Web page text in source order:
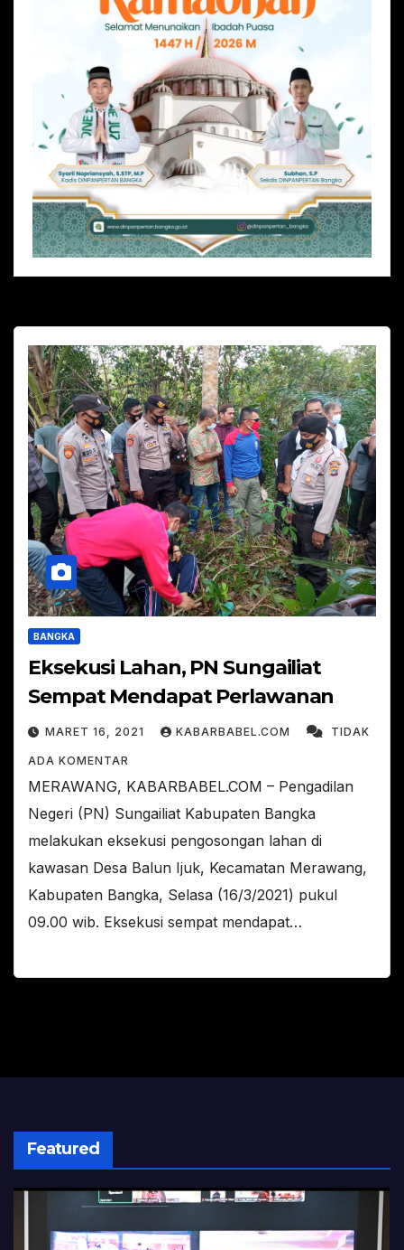
BANGKA
Eksekusi Lahan, PN Sungailiat
Sempat Mendapat Perlawanan
MARET 16, 2021 KABARBABEL.COM TIDAK
ADA KOMENTAR
MERAWANG, KABARBABEL.COM – Pengadilan
Negeri (PN) Sungailiat Kabupaten Bangka
melakukan eksekusi pengosongan lahan di
kawasan Desa Balun Ijuk, Kecamatan Merawang,
Kabupaten Bangka, Selasa (16/3/2021) pukul
09.00 wib. Eksekusi sempat mendapat…
Featured